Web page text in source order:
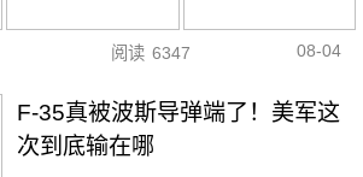
阅读 6347 08-04
F-35真被波斯导弹端了！美军这
次到底输在哪